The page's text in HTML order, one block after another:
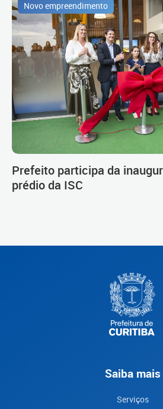
Novo empreendimento
Prefeito participa da
prédio da ISC
Saiba mais
Serviços